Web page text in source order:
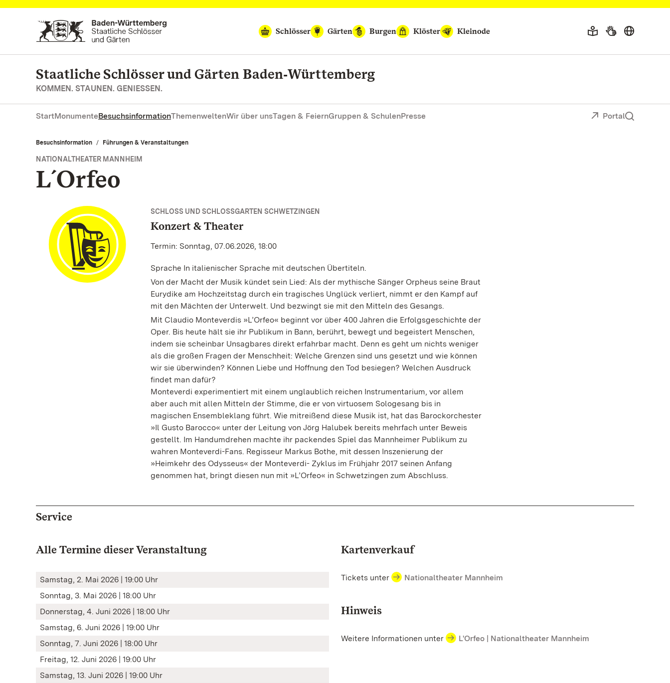
Zum Hauptinhalt springen
Schlösser
Gärten Burgen Klöster Kleinode
Staatliche Schlösser und Gärten Baden‑Württemberg
KOMMEN. STAUNEN. GENIESSEN.
StartMonumenteBesuchsinformationThemenweltenWir über unsTagen & FeiernGruppen & SchulenPresse Portal
Besuchsinformation Führungen & Veranstaltungen
NATIONALTHEATER MANNHEIM
L´Orfeo
SCHLOSS UND SCHLOSSGARTEN SCHWETZINGEN
Konzert & Theater
Termin: Sonntag, 07.06.2026, 18:00
Sprache In italienischer Sprache mit deutschen Übertiteln.
Von der Macht der Musik kündet sein Lied: Als der mythische Sänger Orpheus seine Braut
Eurydike am Hochzeitstag durch ein tragisches Unglück verliert, nimmt er den Kampf auf
mit den Mächten der Unterwelt. Und bezwingt sie mit den Mitteln des Gesangs.
Mit Claudio Monteverdis »L’Orfeo« beginnt vor über 400 Jahren die Erfolgsgeschichte der
Oper. Bis heute hält sie ihr Publikum in Bann, berührt, bewegt und begeistert Menschen,
indem sie scheinbar Unsagbares direkt erfahrbar macht. Denn es geht um nichts weniger
als die großen Fragen der Menschheit: Welche Grenzen sind uns gesetzt und wie können
wir sie überwinden? Können Liebe und Hoffnung den Tod besiegen? Welchen Ausdruck
findet man dafür?
Monteverdi experimentiert mit einem unglaublich reichen Instrumentarium, vor allem
aber auch mit allen Mitteln der Stimme, die er von virtuosem Sologesang bis in
magischen Ensembleklang führt. Wie mitreißend diese Musik ist, hat das Barockorchester
»Il Gusto Barocco« unter der Leitung von Jörg Halubek bereits mehrfach unter Beweis
gestellt. Im Handumdrehen machte ihr packendes Spiel das Mannheimer Publikum zu
wahren Monteverdi-Fans. Regisseur Markus Bothe, mit dessen Inszenierung der
»Heimkehr des Odysseus« der Monteverdi- Zyklus im Frühjahr 2017 seinen Anfang
genommen hat, bringt diesen nun mit »L’Orfeo« in Schwetzingen zum Abschluss.
Service
Alle Termine dieser Veranstaltung
Samstag, 2. Mai 2026 | 19:00 Uhr
Sonntag, 3. Mai 2026 | 18:00 Uhr
Donnerstag, 4. Juni 2026 | 18:00 Uhr
Samstag, 6. Juni 2026 | 19:00 Uhr
Sonntag, 7. Juni 2026 | 18:00 Uhr
Freitag, 12. Juni 2026 | 19:00 Uhr
Samstag, 13. Juni 2026 | 19:00 Uhr
Kartenverkauf
Tickets unter Nationaltheater Mannheim
Hinweis
Weitere Informationen unter L'Orfeo | Nationaltheater Mannheim